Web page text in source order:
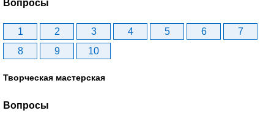
Вопросы
1 2 3 4 5 6
7
8
9 10
Творческая мастерская
Вопросы